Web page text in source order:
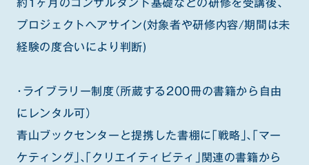
約1ヶ月のコンサルタント基礎などの研修を受講後、
プロジェクトへアサイン(対象者や研修内容/期間は未
経験の度合いにより判断)
・ライブラリー制度（所蔵する200冊の書籍から自由
にレンタル可）
青山ブックセンターと提携した書棚に「戦略」、「マー
ケティング」、「クリエイティビティ」関連の書籍から